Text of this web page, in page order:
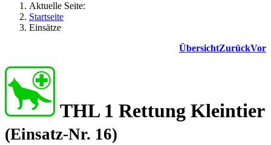
Aktuelle Seite:
Startseite
Einsätze
ÜbersichtZurückVor
THL 1 Rettung Kleintier
(Einsatz-Nr. 16)